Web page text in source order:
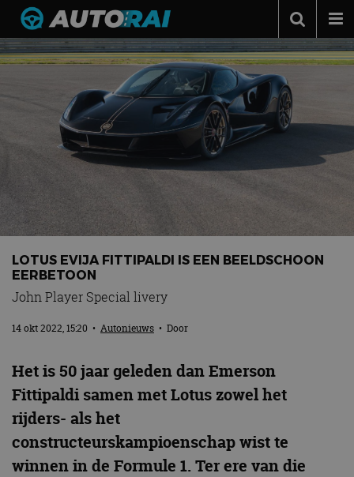
Autonieuws
Autotests
Automerken
Adverteren
Contact
MotorRAI.nl
LOTUS EVIJA FITTIPALDI IS EEN BEELDSCHOON
EERBETOON
John Player Special livery
14 okt 2022, 15:20 • Autonieuws • Door
Het is 50 jaar geleden dan Emerson
Fittipaldi samen met Lotus zowel het
rijders- als het
constructeurskampioenschap wist te
winnen in de Formule 1. Ter ere van die